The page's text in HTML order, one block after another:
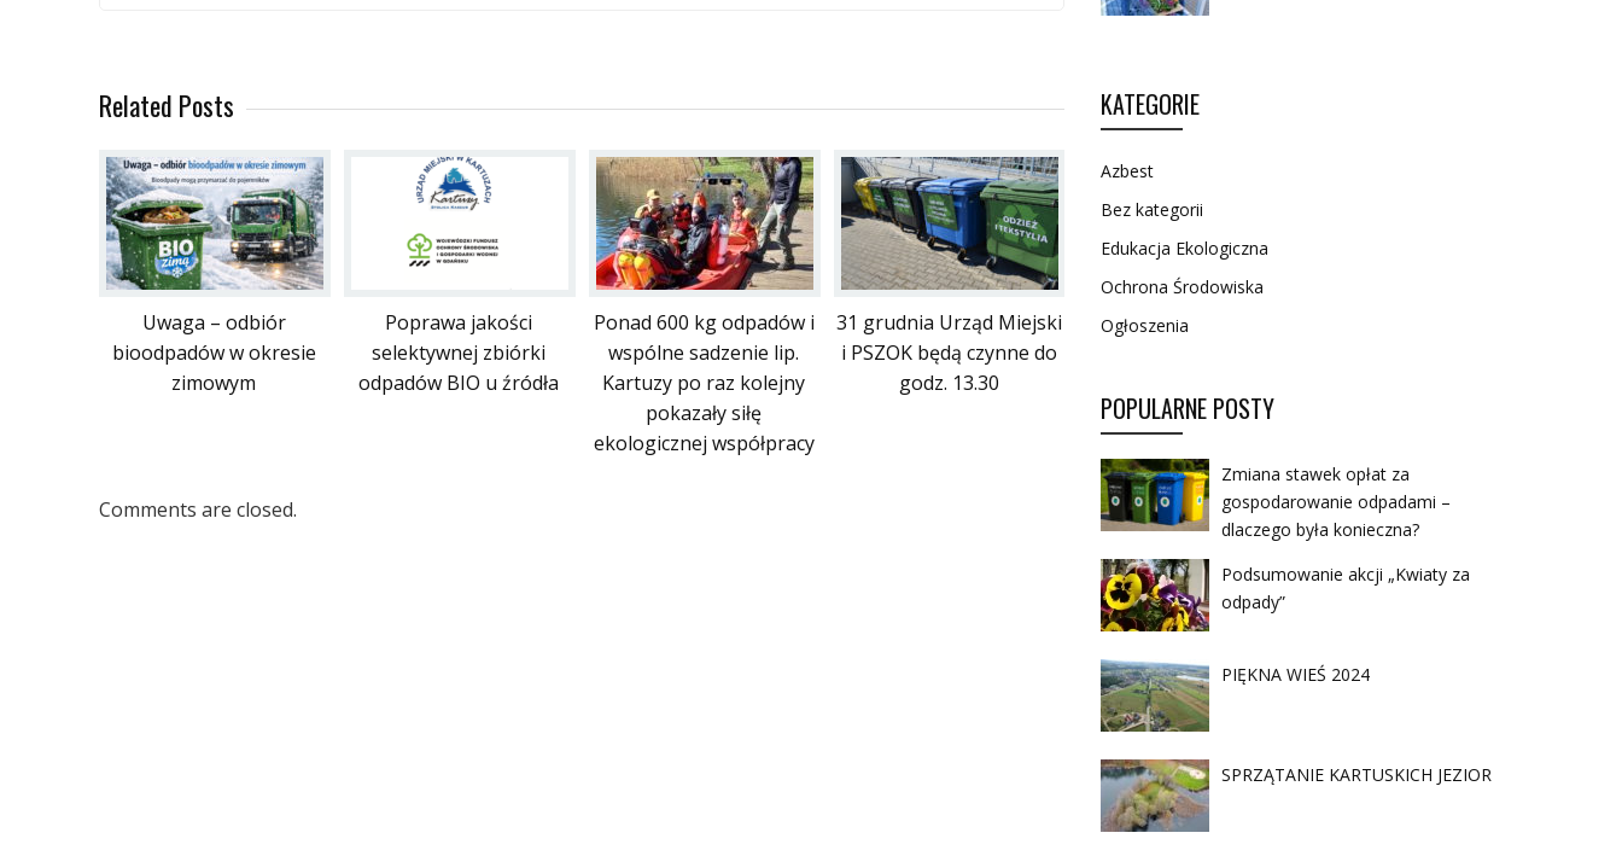
Related Posts
Uwaga – odbiór
bioodpadów w okresie
zimowym
Poprawa jakości
selektywnej zbiórki
odpadów BIO u źródła
Ponad 600 kg odpadów i
wspólne sadzenie lip.
Kartuzy po raz kolejny
pokazały siłę
ekologicznej współpracy
31 grudnia Urząd Miejski
i PSZOK będą czynne do
godz. 13.30
Comments are closed.
KATEGORIE
Azbest
Bez kategorii
Edukacja Ekologiczna
Ochrona Środowiska
Ogłoszenia
POPULARNE POSTY
Zmiana stawek opłat za
gospodarowanie odpadami –
dlaczego była konieczna?
Podsumowanie akcji „Kwiaty za
odpady”
PIĘKNA WIEŚ 2024
SPRZĄTANIE KARTUSKICH JEZIOR